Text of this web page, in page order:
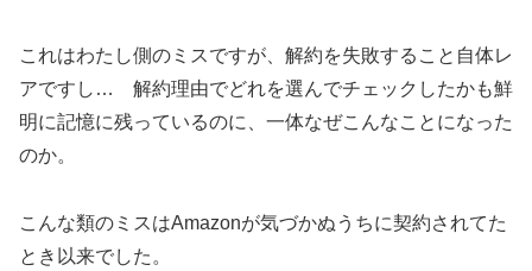
これはわたし側のミスですが、解約を失敗すること自体レ
アですし… 解約理由でどれを選んでチェックしたかも鮮
明に記憶に残っているのに、一体なぜこんなことになった
のか。
こんな類のミスはAmazonが気づかぬうちに契約されてた
とき以来でした。